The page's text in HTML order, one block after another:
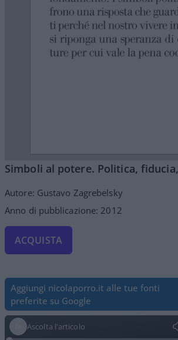
Simboli al potere. Politica,
Autore: Gustavo Zagrebelsky
Anno di pubblicazione: 2012
ACQUISTA
Aggiungi nicolaporro.it alle tue fonti
preferite su Google
Ascolta l'articolo